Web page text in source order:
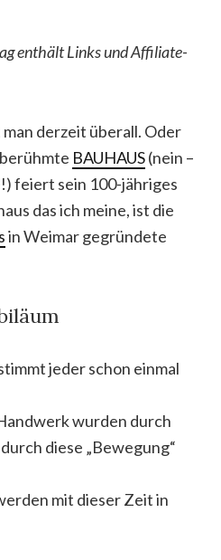
enthält Links und Affiliate-
derzeit überall. Oder
BAUHAUS(nein –
feiert sein 100-jähriges
das ich meine, ist die
in Weimar gegründete
jeder schon einmal
wurden durch
diese „Bewegung“
mit dieser Zeit in